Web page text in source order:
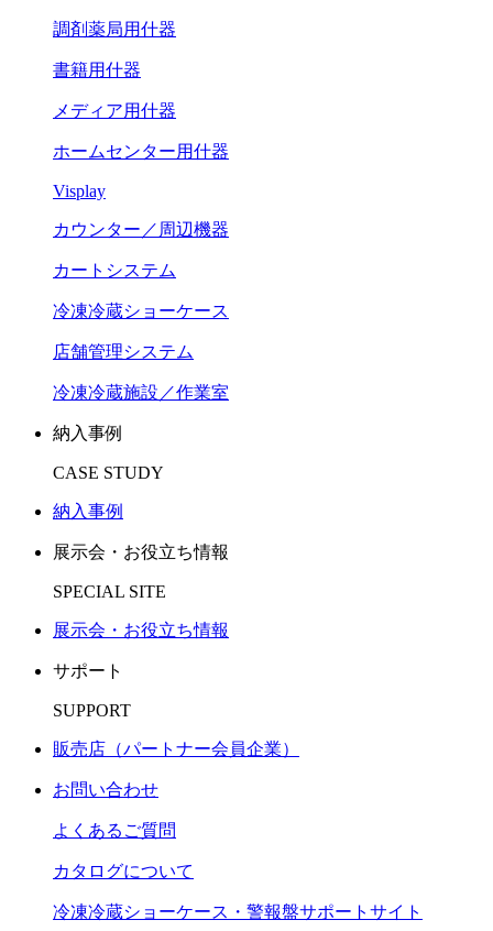
調剤薬局用什器
書籍用什器
メディア用什器
ホームセンター用什器
Visplay
カウンター／周辺機器
カートシステム
冷凍冷蔵ショーケース
店舗管理システム
冷凍冷蔵施設／作業室
納入事例
CASE STUDY
納入事例
展示会・お役立ち情報
SPECIAL SITE
展示会・お役立ち情報
サポート
SUPPORT
販売店（パートナー会員企業）
お問い合わせ
よくあるご質問
カタログについて
冷凍冷蔵ショーケース・警報盤サポートサイト